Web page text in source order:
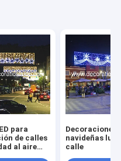
para
de calles
al aire
Decoraciones
navideñas
calle